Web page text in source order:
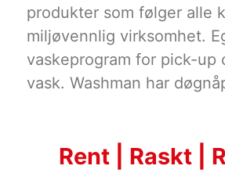
produkter som følger alle
miljøvennlig virksomhet.
vaskeprogram for pick-up
vask. Washman har
Rent | Raskt |